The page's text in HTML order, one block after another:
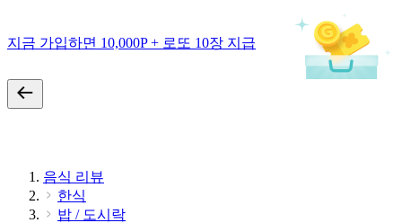
지금 가입하면 10,000P + 로또 10장 지급
음식 리뷰
한식
밥 / 도시락